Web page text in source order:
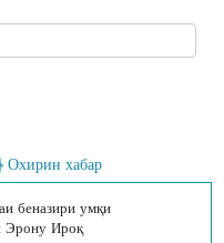
Охирин хабар
беназири умқи
Эрону Ироқ